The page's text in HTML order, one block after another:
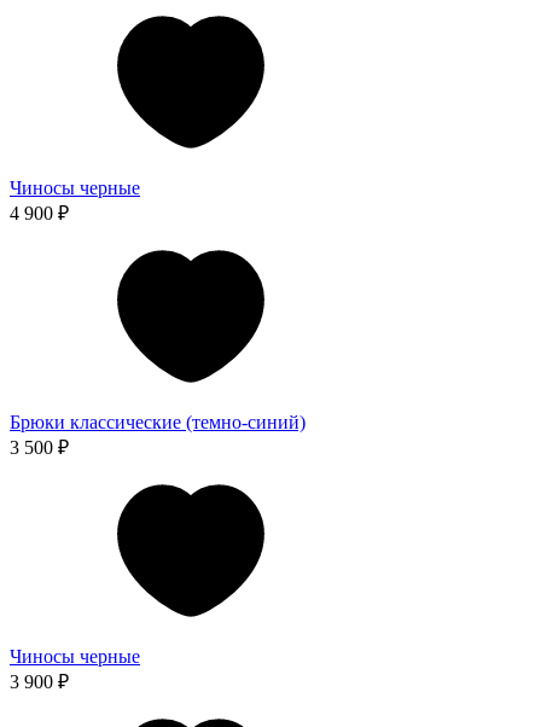
Чиносы черные
4 900 ₽
Брюки классические (темно-синий)
3 500 ₽
Чиносы черные
3 900 ₽